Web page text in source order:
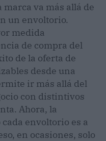
va más allá de
un envoltorio.
medida
de compra del
de la oferta de
desde una
ir más allá del
con distintivos
Ahora, la
envoltorio es a
en ocasiones, solo